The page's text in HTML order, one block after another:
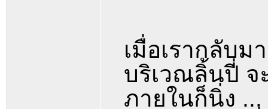
เมื่อเรากลับม
บริเวณลิ้นปี่ จ
ภายในก็นิ่ง